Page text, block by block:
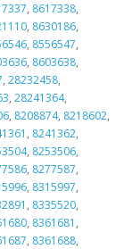
, 8617338,
, 8630186,
, 8556547,
, 8603638,
, 28232458,
, 28241364,
, 8208874, 8218602,
, 8241362,
, 8253506,
, 8277587,
, 8315997,
, 8335520,
, 8361681 ,
, 8361688,